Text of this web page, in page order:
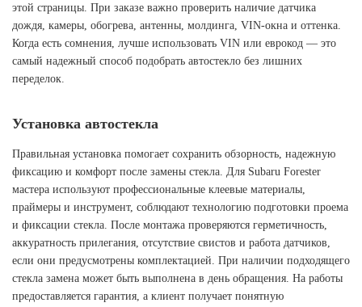
этой страницы. При заказе важно проверить наличие датчика
дождя, камеры, обогрева, антенны, молдинга, VIN-окна и оттенка.
Когда есть сомнения, лучше использовать VIN или еврокод — это
самый надежный способ подобрать автостекло без лишних
переделок.
Установка автостекла
Правильная установка помогает сохранить обзорность, надежную
фиксацию и комфорт после замены стекла. Для Subaru Forester
мастера используют профессиональные клеевые материалы,
праймеры и инструмент, соблюдают технологию подготовки проема
и фиксации стекла. После монтажа проверяются герметичность,
аккуратность прилегания, отсутствие свистов и работа датчиков,
если они предусмотрены комплектацией. При наличии подходящего
стекла замена может быть выполнена в день обращения. На работы
предоставляется гарантия, а клиент получает понятную